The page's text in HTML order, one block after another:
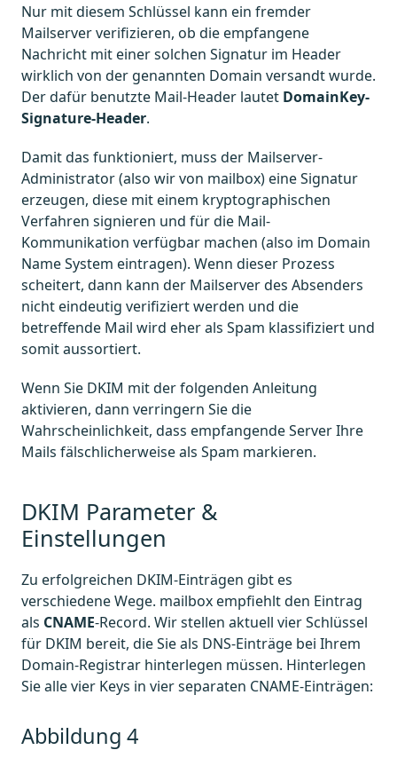
Nur mit diesem Schlüssel kann ein fremder
Mailserver verifizieren, ob die empfangene
Nachricht mit einer solchen Signatur im Header
wirklich von der genannten Domain versandt wurde.
Der dafür benutzte Mail-Header lautet DomainKey-
Signature-Header.
Damit das funktioniert, muss der Mailserver-
Administrator (also wir von mailbox) eine Signatur
erzeugen, diese mit einem kryptographischen
Verfahren signieren und für die Mail-
Kommunikation verfügbar machen (also im Domain
Name System eintragen). Wenn dieser Prozess
scheitert, dann kann der Mailserver des Absenders
nicht eindeutig verifiziert werden und die
betreffende Mail wird eher als Spam klassifiziert und
somit aussortiert.
Wenn Sie DKIM mit der folgenden Anleitung
aktivieren, dann verringern Sie die
Wahrscheinlichkeit, dass empfangende Server Ihre
Mails fälschlicherweise als Spam markieren.
DKIM Parameter &
Einstellungen
Zu erfolgreichen DKIM-Einträgen gibt es
verschiedene Wege. mailbox empfiehlt den Eintrag
als CNAME-Record. Wir stellen aktuell vier Schlüssel
für DKIM bereit, die Sie als DNS-Einträge bei Ihrem
Domain-Registrar hinterlegen müssen. Hinterlegen
Sie alle vier Keys in vier separaten CNAME-Einträgen:
Abbildung 4